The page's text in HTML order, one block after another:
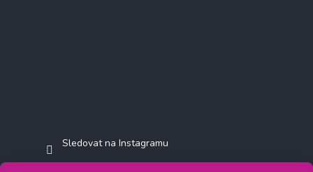
Sledovat na Instagramu